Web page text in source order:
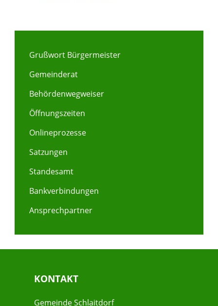
Grußwort Bürgermeister
Gemeinderat
Behördenwegweiser
Öffnungszeiten
Onlineprozesse
Satzungen
Standesamt
Bankverbindungen
Ansprechpartner
KONTAKT
Gemeinde Schlaitdorf